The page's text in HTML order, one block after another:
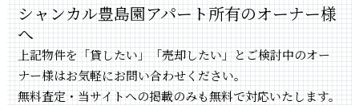
シャンカル豊島園アパート所有のオーナー様
へ
上記物件を「貸したい」「売却したい」とご検討中のオー
ナー様はお気軽にお問い合わせください。
無料査定・当サイトへの掲載のみも無料で対応いたします。